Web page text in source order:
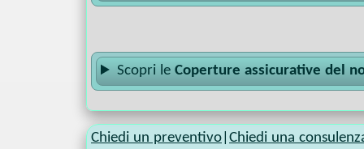
Scopri leCoperture assicurative del
Chiedi un preventivo Chiedi una